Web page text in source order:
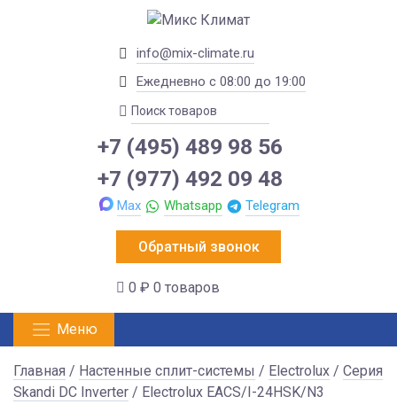
info@mix-climate.ru
Ежедневно с 08:00 до 19:00
+7 (495) 489 98 56
+7 (977) 492 09 48
Max Whatsapp Telegram
Обратный звонок
0 ₽ 0 товаров
Меню
Главная / Настенные сплит-системы / Electrolux / Серия
Skandi DC Inverter / Electrolux EACS/I-24HSK/N3